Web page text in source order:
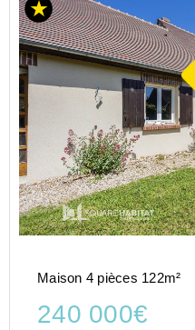
Maison 4 pièces 122m²
240 000€